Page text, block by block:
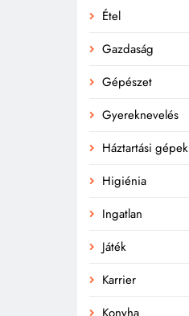
Étel
Gazdaság
Gépészet
Gyereknevelés
Háztartási gépek
Higiénia
Ingatlan
Játék
Karrier